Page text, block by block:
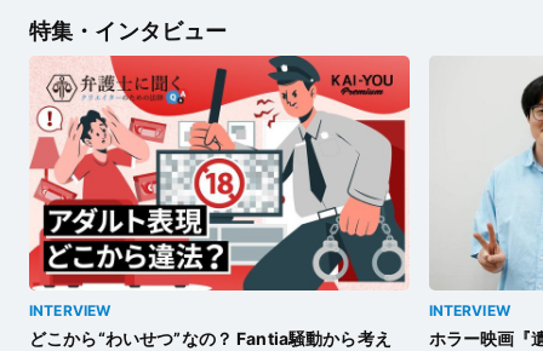
特集・インタビュー
INTERVIEW
どこから“わいせつ”なの？ Fantia騒動から考え
INTERVIEW
ホラー映画『